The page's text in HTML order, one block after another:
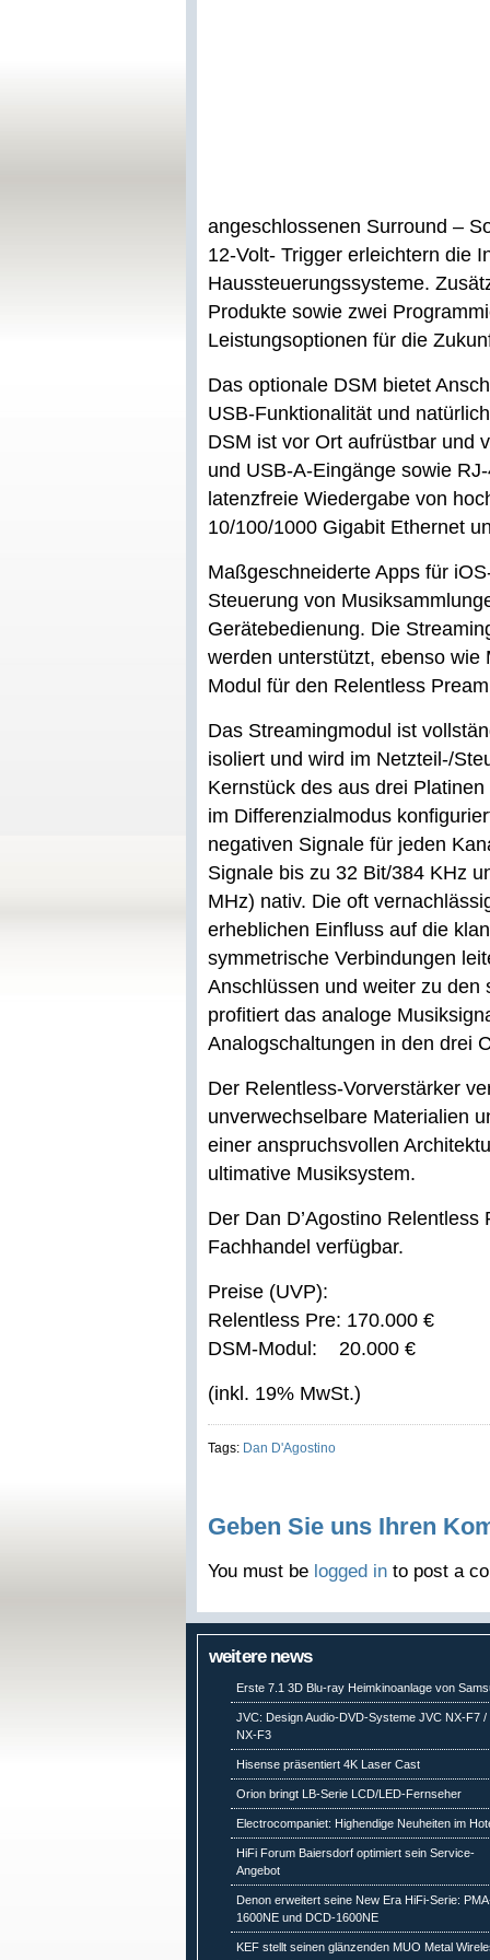
angeschlossenen Surround –
12-Volt- Trigger erleichtern die
Haussteuerungssysteme.
Produkte sowie zwei
Leistungsoptionen für die
Das optionale DSM bietet
USB-Funktionalität und
DSM ist vor Ort aufrüstbar und
und USB-A-Eingänge sowie
latenzfreie Wiedergabe von
10/100/1000 Gigabit Ethernet
Maßgeschneiderte Apps für
Steuerung von
Gerätebedienung. Die
werden unterstützt, ebenso
Modul für den Relentless
Das Streamingmodul ist
isoliert und wird im Netzteil-/
Kernstück des aus drei
im Differenzialmodus
negativen Signale für jeden
Signale bis zu 32 Bit/384 KHz
MHz) nativ. Die oft
erheblichen Einfluss auf die
symmetrische Verbindungen
Anschlüssen und weiter zu den
profitiert das analoge
Analogschaltungen in den drei
Der Relentless-Vorverstärker
unverwechselbare Materialien
einer anspruchsvollen
ultimative Musiksystem.
Der Dan D’Agostino
Fachhandel verfügbar.
Preise (UVP):
Relentless Pre: 170.000 €
DSM-Modul: 20.000 €
(inkl. 19% MwSt.)
Tags: Dan D'Agostino
Geben Sie uns Ihren
You must be logged in to post a
weitere news
Erste 7.1 3D Blu-ray Heimkinoanlage von
JVC: Design Audio-DVD-Systeme JVC NX-F7 /
NX-F3
Hisense präsentiert 4K Laser Cast
Orion bringt LB-Serie LCD/LED-Fernseher
Electrocompaniet: Highendige Neuheiten im
HiFi Forum Baiersdorf optimiert sein Service-
Angebot
Denon erweitert seine New Era HiFi-Serie:
1600NE und DCD-1600NE
KEF stellt seinen glänzenden MUO Metal